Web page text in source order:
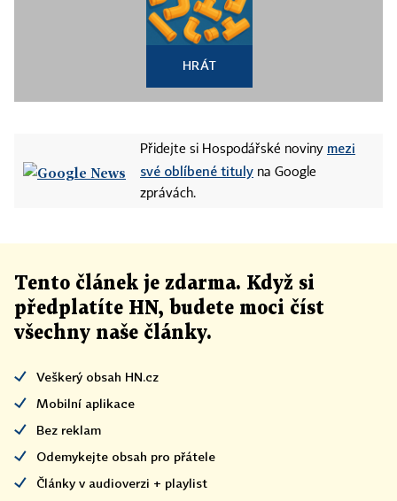
HRÁT
Přidejte si Hospodářské noviny mezi
své oblíbené tituly na Google
zprávách.
Tento článek je zdarma. Když si
předplatíte HN, budete moci číst
všechny naše články.
Veškerý obsah HN.cz
Mobilní aplikace
Bez reklam
Odemykejte obsah pro přátele
Články v audioverzi + playlist